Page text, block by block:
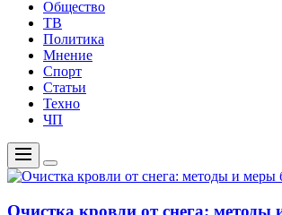
Общество
ТВ
Политика
Мнение
Спорт
Статьи
Техно
ЧП
Меню
Цвет
переключателя
Очистка кровли от снега: методы